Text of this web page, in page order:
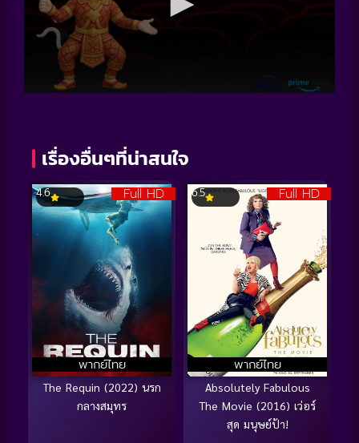
เรื่องอื่นๆที่น่าสนใจ
Full HD
พากย์ไทย
4.6
The Requin (2022) นรก
กลางสมุทร
Full HD
พากย์ไทย
6.5
Absolutely Fabulous
The Movie (2016) เว่อร์
สุด มนุษย์ป้า!